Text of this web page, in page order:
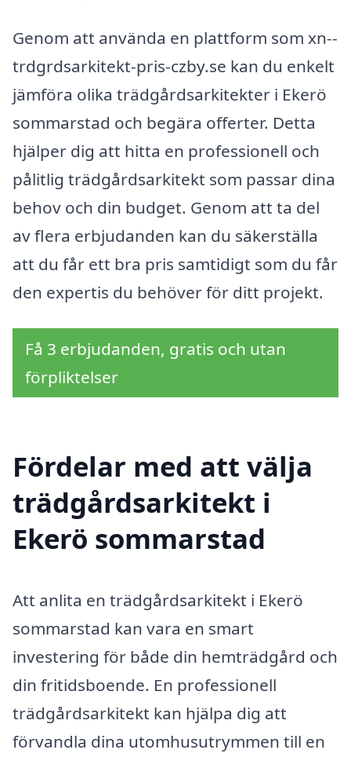
Genom att använda en plattform som xn--
trdgrdsarkitekt-pris-czby.se kan du enkelt
jämföra olika trädgårdsarkitekter i Ekerö
sommarstad och begära offerter. Detta
hjälper dig att hitta en professionell och
pålitlig trädgårdsarkitekt som passar dina
behov och din budget. Genom att ta del
av flera erbjudanden kan du säkerställa
att du får ett bra pris samtidigt som du får
den expertis du behöver för ditt projekt.
Få 3 erbjudanden, gratis och utan
förpliktelser
Fördelar med att välja
trädgårdsarkitekt i
Ekerö sommarstad
Att anlita en trädgårdsarkitekt i Ekerö
sommarstad kan vara en smart
investering för både din hemträdgård och
din fritidsboende. En professionell
trädgårdsarkitekt kan hjälpa dig att
förvandla dina utomhusutrymmen till en